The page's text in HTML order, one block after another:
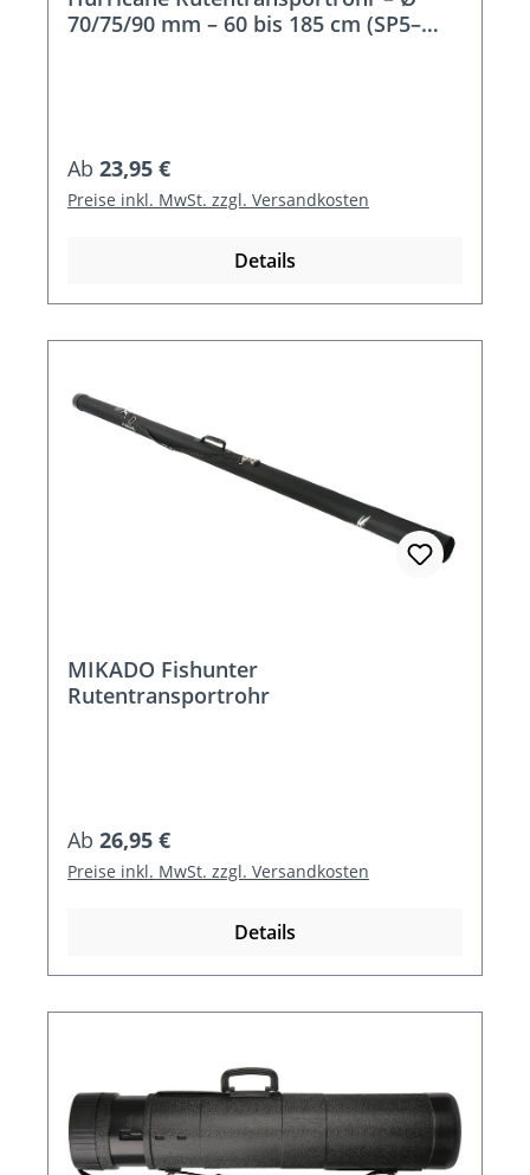
70/75/90 mm – 60 bis 185 cm (SP5–
Regulärer Preis:
Ab 23,95 €
Preise inkl. MwSt. zzgl. Versandkosten
Details
MIKADO Fishunter
Rutentransportrohr
Regulärer Preis:
Ab 26,95 €
Preise inkl. MwSt. zzgl. Versandkosten
Details